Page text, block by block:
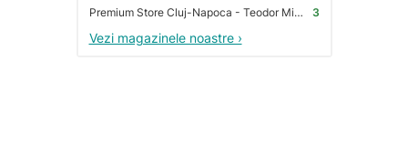
Premium Store Cluj-Napoca - Teodor Mihali 3
Vezi magazinele noastre ›